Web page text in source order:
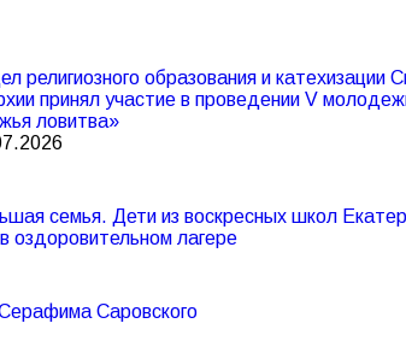
религиозного образования и катехизации
принял участие в проведении V
ловитва»
семья. Дети из воскресных школ
оздоровительном лагере
Саровского